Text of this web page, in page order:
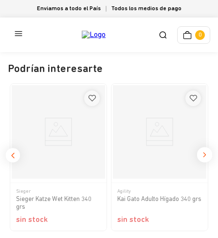
Enviamos a todo el País Todos los medios de pago
0
Podrían interesarte
Sieger
Sieger Katze Wet Kitten 340
grs
sin stock
Agility
Kai Gato Adulto Hígado 340 grs
sin stock